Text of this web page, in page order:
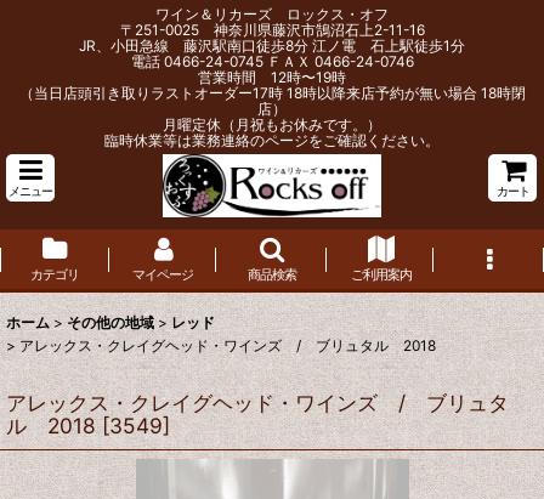
ワイン＆リカーズ ロックス・オフ
〒251-0025 神奈川県藤沢市鵠沼石上2-11-16
JR、小田急線 藤沢駅南口徒歩8分 江ノ電 石上駅徒歩1分
電話 0466-24-0745 ＦＡＸ 0466-24-0746
営業時間 12時〜19時
（当日店頭引き取りラストオーダー17時 18時以降来店予約が無い場合 18時閉
店）
月曜定休（月祝もお休みです。）
臨時休業等は業務連絡のページをご確認ください。
メニュー カート
カテゴリ マイページ 商品検索 ご利用案内
ホーム > その他の地域 > レッド
> アレックス・クレイグヘッド・ワインズ / ブリュタル 2018
アレックス・クレイグヘッド・ワインズ / ブリュタ
ル 2018[3549]